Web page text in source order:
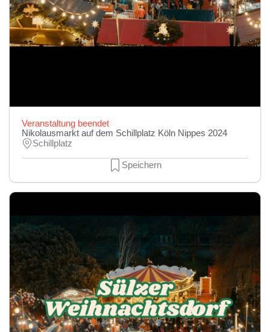
Veranstaltung beendet
Nikolausmarkt auf dem Schillplatz Köln Nippes 2024
Schillplatz
Speichern